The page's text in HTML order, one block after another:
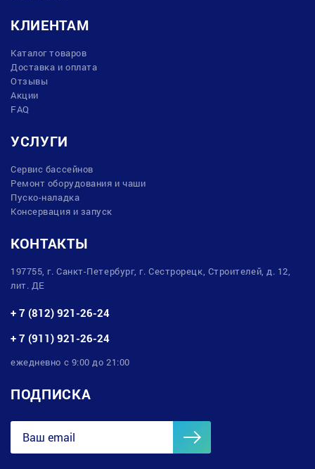
КЛИЕНТАМ
Каталог товаров
Доставка и оплата
Отзывы
Акции
FAQ
УСЛУГИ
Сервис бассейнов
Ремонт оборудования и чаши
Пуско-наладка
Консервация и запуск
КОНТАКТЫ
197755, г. Санкт-Петербург, г. Сестрорецк, Строителей, д. 12,
лит. ДЕ
+ 7 (812) 921-26-24
+ 7 (911) 921-26-24
ежедневно с 9:00 до 21:00
ПОДПИСКА